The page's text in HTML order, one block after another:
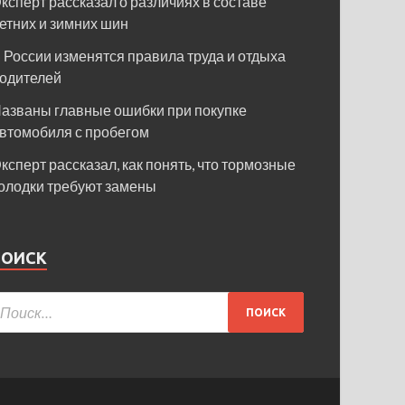
и зимних шин
России изменятся правила труда и отдыха
главные ошибки при покупке
с пробегом
рассказал, как понять, что тормозные
требуют замены